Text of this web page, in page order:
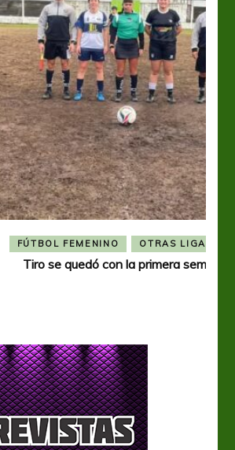
OTRAS LIGAS FEM
con la primera semifinal